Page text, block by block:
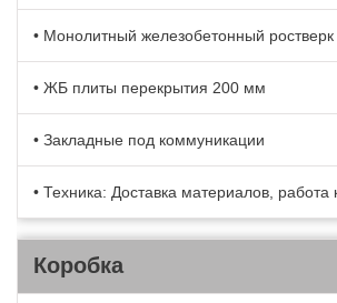
• Монолитный железобетонный
• ЖБ плиты перекрытия 200 мм
• Закладные под коммуникации
• Техника: Доставка материалов, работа
Коробка